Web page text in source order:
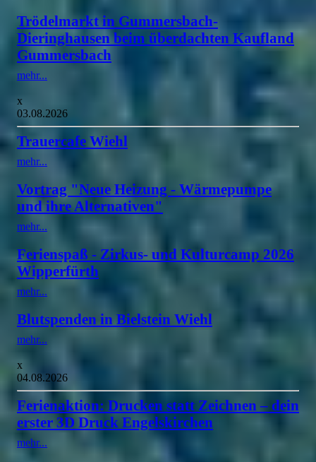
Trödelmarkt in Gummersbach-
Dieringhausen beim überdachten Kaufland
Gummersbach
mehr...
x
03.08.2026
Trauercafe Wiehl
mehr...
Vortrag "Neue Heizung - Wärmepumpe
und ihre Alternativen"
mehr...
Ferienspaß - Zirkus- und Kulturcamp 2026
Wipperfürth
mehr...
Blutspenden in Bielstein Wiehl
mehr...
x
04.08.2026
Ferienaktion: Drucken statt Zeichnen – dein
erster 3D Druck Engelskirchen
mehr...